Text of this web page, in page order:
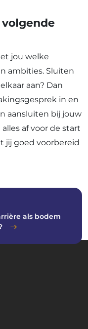
jou welke
ambities. Sluiten
aan? Dan
in en
aansluiten bij jouw
af voor de start
jij goed voorbereid
als bodem